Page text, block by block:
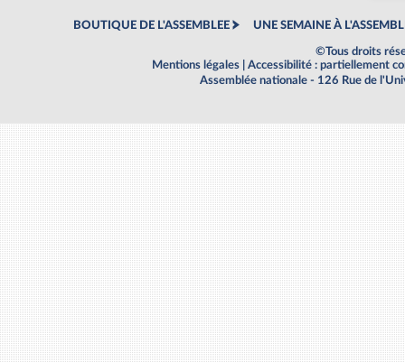
BOUTIQUE DE L'ASSEMBLEE UNE SEMAINE À
©Tous droits
Mentions légales
Accessibilité : partiellement
Assemblée nationale - 126 Rue de